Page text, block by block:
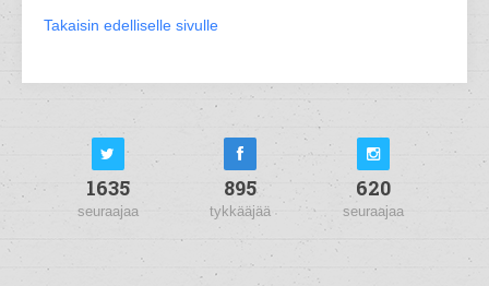
Takaisin edelliselle sivulle
1635
seuraajaa
895
tykkääjää
620
seuraajaa